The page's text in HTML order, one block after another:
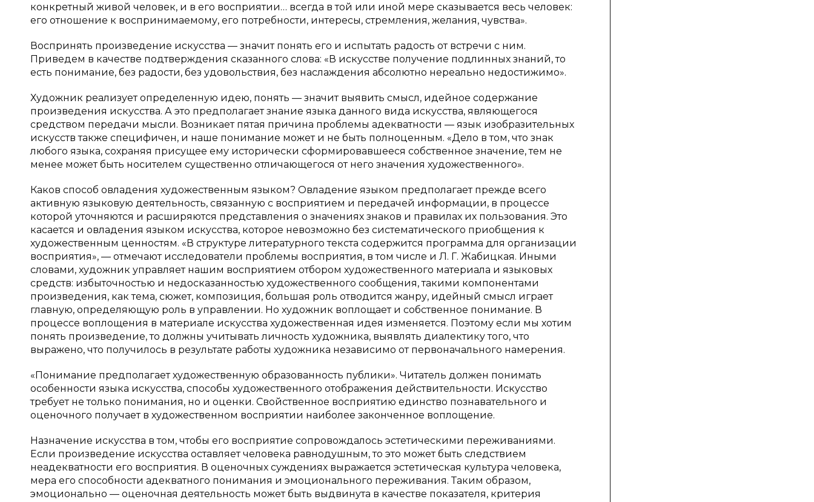
конкретный живой человек, и в его восприятии… всегда в той или иной мере сказывается весь человек:
его отношение к воспринимаемому, его потребности, интересы, стремления, желания, чувства».
Воспринять произведение искусства — значит понять его и испытать радость от встречи с ним.
Приведем в качестве подтверждения сказанного слова: «В искусстве получение подлинных знаний, то
есть понимание, без радости, без удовольствия, без наслаждения абсолютно нереально недостижимо».
Художник реализует определенную идею, понять — значит выявить смысл, идейное содержание
произведения искусства. А это предполагает знание языка данного вида искусства, являющегося
средством передачи мысли. Возникает пятая причина проблемы адекватности — язык изобразительных
искусств также специфичен, и наше понимание может и не быть полноценным. «Дело в том, что знак
любого языка, сохраняя присущее ему исторически сформировавшееся собственное значение, тем не
менее может быть носителем существенно отличающегося от него значения художественного».
Каков способ овладения художественным языком? Овладение языком предполагает прежде всего
активную языковую деятельность, связанную с восприятием и передачей информации, в процессе
которой уточняются и расширяются представления о значениях знаков и правилах их пользования. Это
касается и овладения языком искусства, которое невозможно без систематического приобщения к
художественным ценностям. «В структуре литературного текста содержится программа для организации
восприятия», — отмечают исследователи проблемы восприятия, в том числе и Л. Г. Жабицкая. Иными
словами, художник управляет нашим восприятием отбором художественного материала и языковых
средств: избыточностью и недосказанностью художественного сообщения, такими компонентами
произведения, как тема, сюжет, композиция, большая роль отводится жанру, идейный смысл играет
главную, определяющую роль в управлении. Но художник воплощает и собственное понимание. В
процессе воплощения в материале искусства художественная идея изменяется. Поэтому если мы хотим
понять произведение, то должны учитывать личность художника, выявлять диалектику того, что
выражено, что получилось в результате работы художника независимо от первоначального намерения.
«Понимание предполагает художественную образованность публики». Читатель должен понимать
особенности языка искусства, способы художественного отображения действительности. Искусство
требует не только понимания, но и оценки. Свойственное восприятию единство познавательного и
оценочного получает в художественном восприятии наиболее законченное воплощение.
Назначение искусства в том, чтобы его восприятие сопровождалось эстетическими переживаниями.
Если произведение искусства оставляет человека равнодушным, то это может быть следствием
неадекватности его восприятия. В оценочных суждениях выражается эстетическая культура человека,
мера его способности адекватного понимания и эмоционального переживания. Таким образом,
эмоционально — оценочная деятельность может быть выдвинута в качестве показателя, критерия